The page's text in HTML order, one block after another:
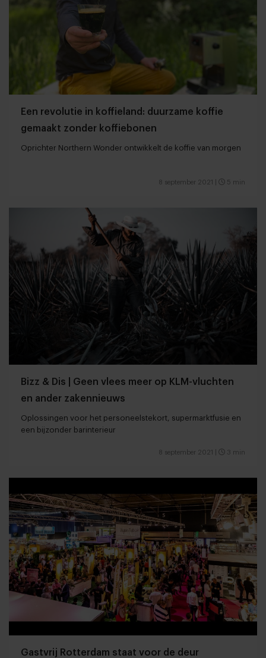
Een revolutie in koffieland: duurzame koffie
gemaakt zonder koffiebonen
Oprichter Northern Wonder ontwikkelt de koffie van morgen
8 september 2021 5 min
Bizz & Dis | Geen vlees meer op KLM-vluchten
en ander zakennieuws
Oplossingen voor het personeelstekort, supermarktfusie en
een bijzonder barinterieur
8 september 2021 3 min
Gastvrij Rotterdam staat voor de deur